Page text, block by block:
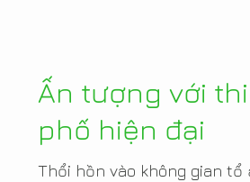
Ấn tượng với
phố hiện đại
Thổi hồn vào không gian tổ